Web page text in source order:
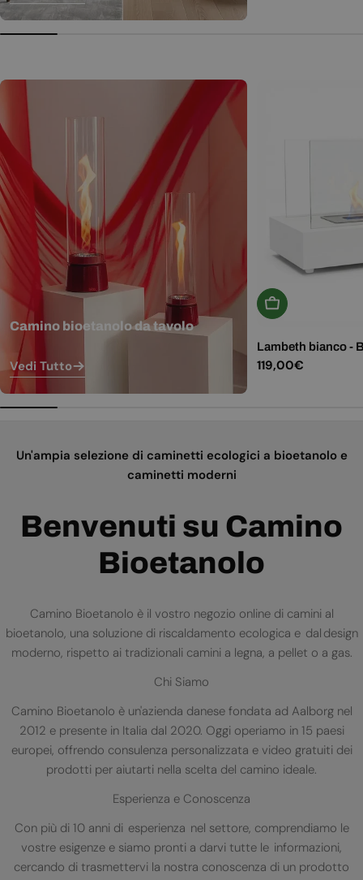
Camino bioetanolo da tavolo
Vedi Tutto
Aggiungi Al
Lambeth bianco -
Prezzo
119,00€
Un'ampia selezione di caminetti ecologici a bioetanolo e
caminetti moderni
Benvenuti su Camino
Bioetanolo
Camino Bioetanolo è il vostro negozio online di camini al
bioetanolo, una soluzione di riscaldamento ecologica e dal design
moderno, rispetto ai tradizionali camini a legna, a pellet o a gas.
Chi Siamo
Camino Bioetanolo è un'azienda danese fondata ad Aalborg nel
2012 e presente in Italia dal 2020. Oggi operiamo in 15 paesi
europei, offrendo consulenza personalizzata e video gratuiti dei
prodotti per aiutarti nella scelta del camino ideale.
Esperienza e Conoscenza
Con più di 10 anni di esperienza nel settore, comprendiamo le
vostre esigenze e siamo pronti a darvi tutte le informazioni,
cercando di trasmettervi la nostra conoscenza di un prodotto